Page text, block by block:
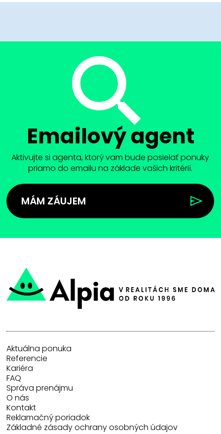
Emailový agent
Aktivujte si agenta, ktorý vam bude posielať ponuky
priamo do emailu na základe vašich kritérií.
MÁM ZÁUJEM
Aktuálna ponuka
Referencie
Kariéra
FAQ
Správa prenájmu
O nás
Kontakt
Reklamačný poriadok
Základné zásady ochrany osobných údajov